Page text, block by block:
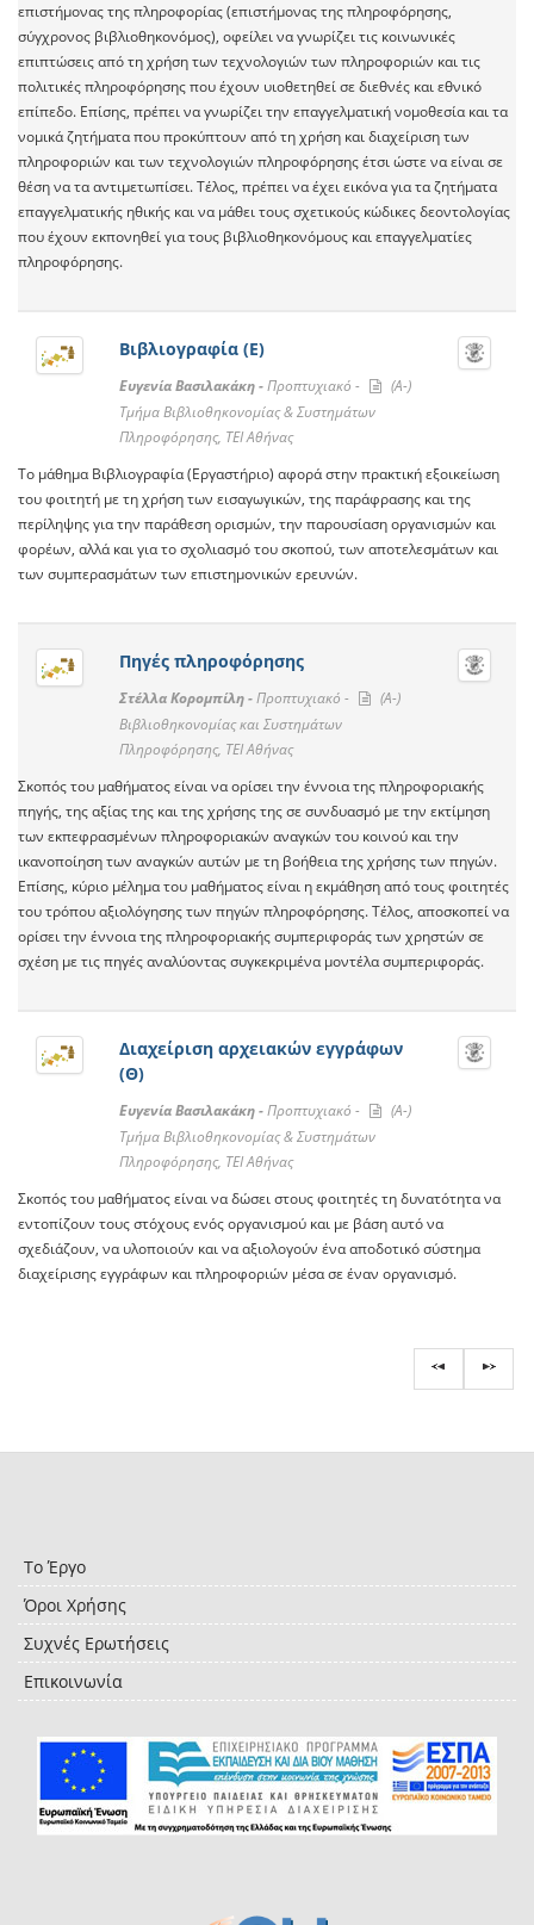
επιστήμονας της πληροφορίας (επιστήμονας της πληροφόρησης,
σύγχρονος βιβλιοθηκονόμος), οφείλει να γνωρίζει τις κοινωνικές
επιπτώσεις από τη χρήση των τεχνολογιών των πληροφοριών και τις
πολιτικές πληροφόρησης που έχουν υιοθετηθεί σε διεθνές και εθνικό
επίπεδο. Επίσης, πρέπει να γνωρίζει την επαγγελματική νομοθεσία και τα
νομικά ζητήματα που προκύπτουν από τη χρήση και διαχείριση των
πληροφοριών και των τεχνολογιών πληροφόρησης έτσι ώστε να είναι σε
θέση να τα αντιμετωπίσει. Τέλος, πρέπει να έχει εικόνα για τα ζητήματα
επαγγελματικής ηθικής και να μάθει τους σχετικούς κώδικες δεοντολογίας
που έχουν εκπονηθεί για τους βιβλιοθηκονόμους και επαγγελματίες
πληροφόρησης.
Βιβλιογραφία (Ε)
Ευγενία Βασιλακάκη -Προπτυχιακό -
(A-)
Τμήμα Βιβλιοθηκονομίας & Συστημάτων
Πληροφόρησης, ΤΕΙ Αθήνας
Το μάθημα Βιβλιογραφία (Εργαστήριο) αφορά στην πρακτική εξοικείωση
του φοιτητή με τη χρήση των εισαγωγικών, της παράφρασης και της
περίληψης για την παράθεση ορισμών, την παρουσίαση οργανισμών και
φορέων, αλλά και για το σχολιασμό του σκοπού, των αποτελεσμάτων και
των συμπερασμάτων των επιστημονικών ερευνών.
Πηγές πληροφόρησης
Στέλλα Κορομπίλη -Προπτυχιακό -
(A-)
Βιβλιοθηκονομίας και Συστημάτων
Πληροφόρησης, ΤΕΙ Αθήνας
Σκοπός του μαθήματος είναι να ορίσει την έννοια της πληροφοριακής
πηγής, της αξίας της και της χρήσης της σε συνδυασμό με την εκτίμηση
των εκπεφρασμένων πληροφοριακών αναγκών του κοινού και την
ικανοποίηση των αναγκών αυτών με τη βοήθεια της χρήσης των πηγών.
Επίσης, κύριο μέλημα του μαθήματος είναι η εκμάθηση από τους φοιτητές
του τρόπου αξιολόγησης των πηγών πληροφόρησης. Τέλος, αποσκοπεί να
ορίσει την έννοια της πληροφοριακής συμπεριφοράς των χρηστών σε
σχέση με τις πηγές αναλύοντας συγκεκριμένα μοντέλα συμπεριφοράς.
Διαχείριση αρχειακών εγγράφων
(Θ)
Ευγενία Βασιλακάκη -Προπτυχιακό -
(A-)
Τμήμα Βιβλιοθηκονομίας & Συστημάτων
Πληροφόρησης, ΤΕΙ Αθήνας
Σκοπός του μαθήματος είναι να δώσει στους φοιτητές τη δυνατότητα να
εντοπίζουν τους στόχους ενός οργανισμού και με βάση αυτό να
σχεδιάζουν, να υλοποιούν και να αξιολογούν ένα αποδοτικό σύστημα
διαχείρισης εγγράφων και πληροφοριών μέσα σε έναν οργανισμό.
Το Έργο
Όροι Χρήσης
Συχνές Ερωτήσεις
Επικοινωνία